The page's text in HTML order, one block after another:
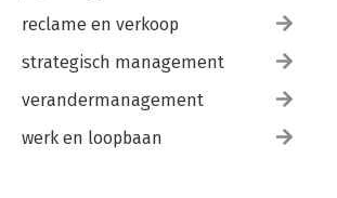
reclame en verkoop
strategisch management
verandermanagement
werk en loopbaan